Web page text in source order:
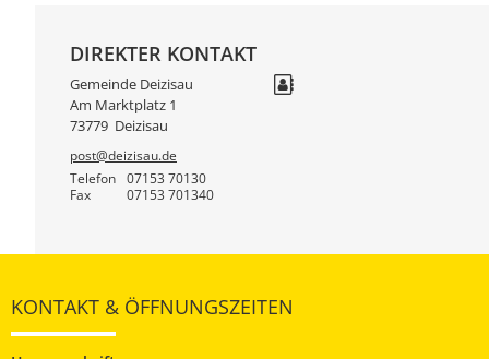
DIREKTER KONTAKT
Gemeinde Deizisau
Am Marktplatz 1
73779 Deizisau
post@deizisau.de
Telefon
07153 70130
Fax 07153 701340
KONTAKT & ÖFFNUNGSZEITEN